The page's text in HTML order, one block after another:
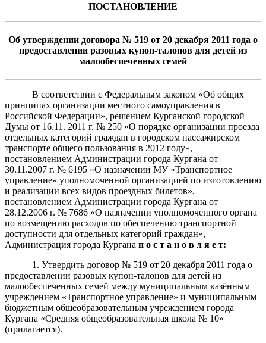
ПОСТАНОВЛЕНИЕ
Об утверждении договора № 519 от 20 декабря 2011 года о
предоставлении разовых купон-талонов для детей из
малообеспеченных семей
В соответствии с Федеральным законом «Об общих
принципах организации местного самоуправления в
Российской Федерации», решением Курганской городской
Думы от 16.11. 2011 г. № 250 «О порядке организации проезда
отдельных категорий граждан в городском пассажирском
транспорте общего пользования в 2012 году»,
постановлением Администрации города Кургана от
30.11.2007 г. № 6195 «О назначении МУ «Транспортное
управление» уполномоченной организацией по изготовлению
и реализации всех видов проездных билетов»,
постановлением Администрации города Кургана от
28.12.2006 г. № 7686 «О назначении уполномоченного органа
по возмещению расходов по обеспечению транспортной
доступности для отдельных категорий граждан»,
Администрация города Кургана п о с т а н о в л я е т:
1. Утвердить договор № 519 от 20 декабря 2011 года о
предоставлении разовых купон-талонов для детей из
малообеспеченных семей между муниципальным казённым
учреждением «Транспортное управление» и муниципальным
бюджетным общеобразовательным учреждением города
Кургана «Средняя общеобразовательная школа № 10»
(прилагается).